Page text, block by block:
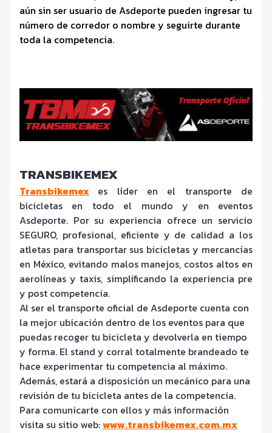
aún sin ser usuario de Asdeporte pueden ingresar tu
número de corredor o nombre y seguirte durante
toda la competencia.
TRANSBIKEMEX
Transbikemex
es líder en el transporte de
bicicletas en todo el mundo y en eventos
Asdeporte. Por su experiencia ofrece un servicio
SEGURO, profesional, eficiente y de calidad a los
atletas para transportar sus bicicletas y mercancías
en México, evitando malos manejos, costos altos en
aerolíneas y taxis, simplificando la experiencia pre
y post competencia.
Al ser el transporte oficial de Asdeporte cuenta con
la mejor ubicación dentro de los eventos para que
puedas recoger tu bicicleta y devolverla en tiempo
y forma. El stand y corral totalmente brandeado te
hace experimentar tu competencia al máximo.
Además, estará a disposición un mecánico para una
revisión de tu bicicleta antes de la competencia.
Para comunicarte con ellos y más información
visita su sitio web:www.transbikemex.com.mx